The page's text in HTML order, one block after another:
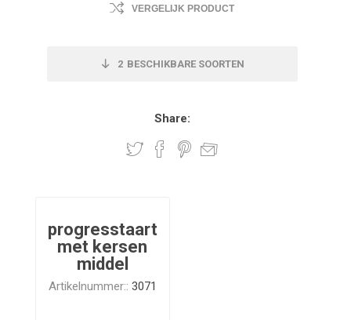
VERGELIJK PRODUCT
2 BESCHIKBARE SOORTEN
Share:
progresstaart
met kersen
middel
Artikelnummer:: 3071